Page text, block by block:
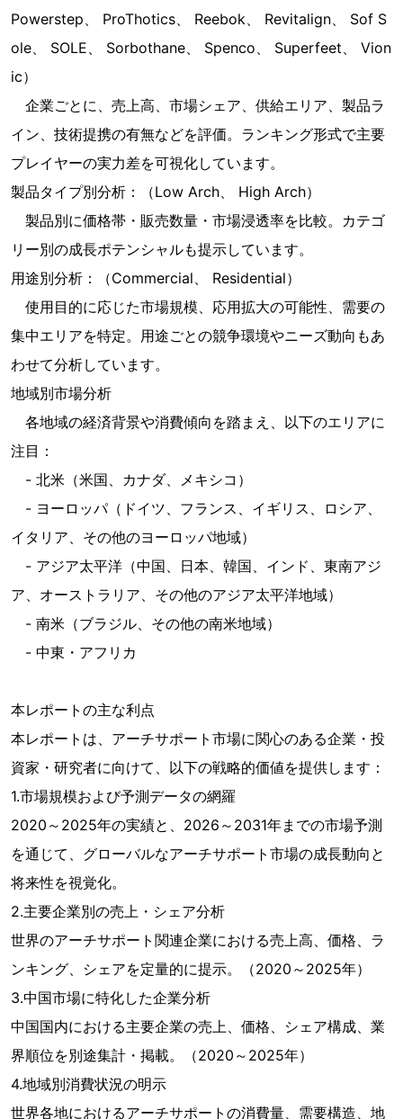
Powerstep、 ProThotics、 Reebok、 Revitalign、 Sof S
ole、 SOLE、 Sorbothane、 Spenco、 Superfeet、 Vion
ic）
企業ごとに、売上高、市場シェア、供給エリア、製品ラ
イン、技術提携の有無などを評価。ランキング形式で主要
プレイヤーの実力差を可視化しています。
製品タイプ別分析：（Low Arch、 High Arch）
製品別に価格帯・販売数量・市場浸透率を比較。カテゴ
リー別の成長ポテンシャルも提示しています。
用途別分析：（Commercial、 Residential）
使用目的に応じた市場規模、応用拡大の可能性、需要の
集中エリアを特定。用途ごとの競争環境やニーズ動向もあ
わせて分析しています。
地域別市場分析
各地域の経済背景や消費傾向を踏まえ、以下のエリアに
注目：
- 北米（米国、カナダ、メキシコ）
- ヨーロッパ（ドイツ、フランス、イギリス、ロシア、
イタリア、その他のヨーロッパ地域）
- アジア太平洋（中国、日本、韓国、インド、東南アジ
ア、オーストラリア、その他のアジア太平洋地域）
- 南米（ブラジル、その他の南米地域）
- 中東・アフリカ
本レポートの主な利点
本レポートは、アーチサポート市場に関心のある企業・投
資家・研究者に向けて、以下の戦略的価値を提供します：
1.市場規模および予測データの網羅
2020～2025年の実績と、2026～2031年までの市場予測
を通じて、グローバルなアーチサポート市場の成長動向と
将来性を視覚化。
2.主要企業別の売上・シェア分析
世界のアーチサポート関連企業における売上高、価格、ラ
ンキング、シェアを定量的に提示。（2020～2025年）
3.中国市場に特化した企業分析
中国国内における主要企業の売上、価格、シェア構成、業
界順位を別途集計・掲載。（2020～2025年）
4.地域別消費状況の明示
世界各地におけるアーチサポートの消費量、需要構造、地